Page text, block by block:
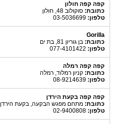
קפה קפה חולון
כתובת: סוקולוב 48, חולון
טלפון:
Gorilla
כתובת: בן גוריון 81, בת ים
טלפון:
קפה קפה רמלה
כתובת: קניון רמלוד, רמלה
טלפון:
קפה קפה בקעת הירדן
כתובת: מתחם מפגש הבקעה, בקעת הירדן
טלפון: